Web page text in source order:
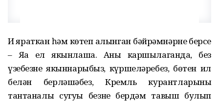
Иң яраткан һәм көтеп алынган бәйрәмнәрнең берсе
– Яңа ел якынлаша. Аны каршылаганда, без
үзебезнең якыннарыбыз, күршеләребез, бөтен ил
белән берләшәбез, Кремль курантларының
тантаналы сугуы безнең бердәм тавыш булып